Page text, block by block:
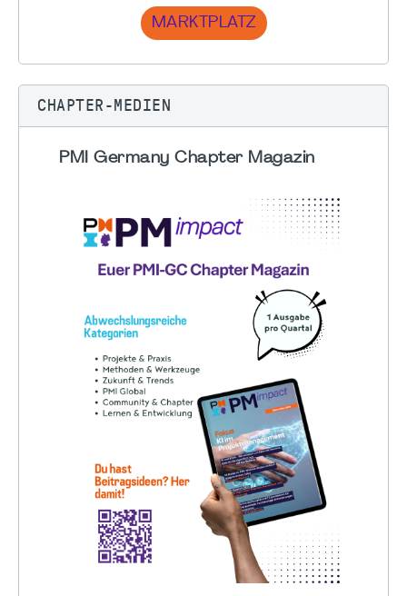
MARKTPLATZ
CHAPTER-MEDIEN
PMI Germany Chapter Magazin